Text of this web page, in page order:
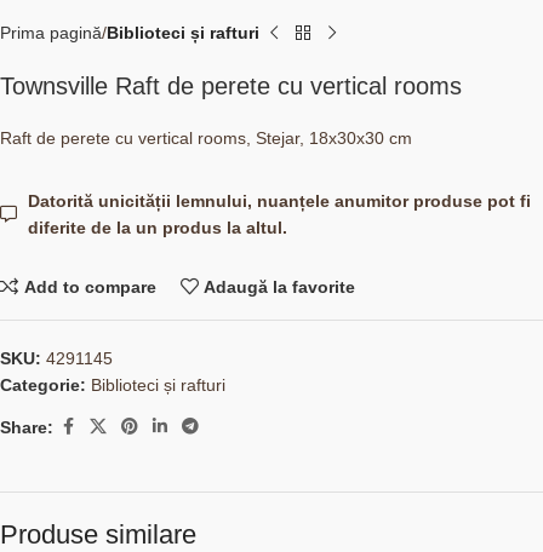
Prima pagină Biblioteci și rafturi
Townsville Raft de perete cu vertical rooms
Raft de perete cu vertical rooms, Stejar, 18x30x30 cm
Datorită unicității lemnului, nuanțele anumitor produse pot fi
diferite de la un produs la altul.
Add to compare Adaugă la favorite
SKU: 4291145
Categorie: Biblioteci și rafturi
Share:
Produse similare